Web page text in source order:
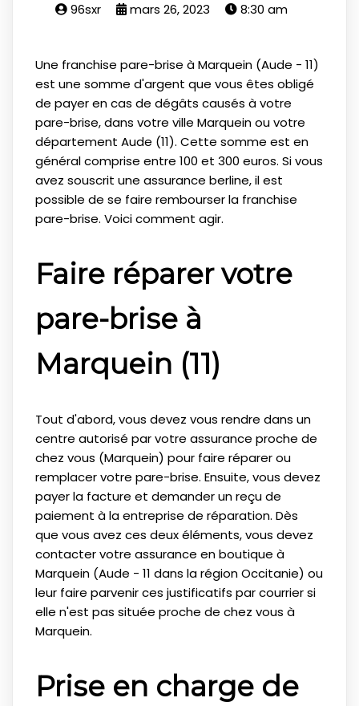
96sxr mars 26, 2023 8:30 am
Une franchise pare-brise à Marquein (Aude - 11)
est une somme d'argent que vous êtes obligé
de payer en cas de dégâts causés à votre
pare-brise, dans votre ville Marquein ou votre
département Aude (11). Cette somme est en
général comprise entre 100 et 300 euros. Si vous
avez souscrit une assurance berline, il est
possible de se faire rembourser la franchise
pare-brise. Voici comment agir.
Faire réparer votre
pare-brise à
Marquein (11)
Tout d'abord, vous devez vous rendre dans un
centre autorisé par votre assurance proche de
chez vous (Marquein) pour faire réparer ou
remplacer votre pare-brise. Ensuite, vous devez
payer la facture et demander un reçu de
paiement à la entreprise de réparation. Dès
que vous avez ces deux éléments, vous devez
contacter votre assurance en boutique à
Marquein (Aude - 11 dans la région Occitanie) ou
leur faire parvenir ces justificatifs par courrier si
elle n'est pas située proche de chez vous à
Marquein.
Prise en charge de